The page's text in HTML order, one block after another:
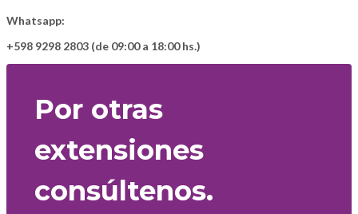
Whatsapp:
+598 9298 2803 (de 09:00 a 18:00 hs.)
Por otras
extensiones
consúltenos.